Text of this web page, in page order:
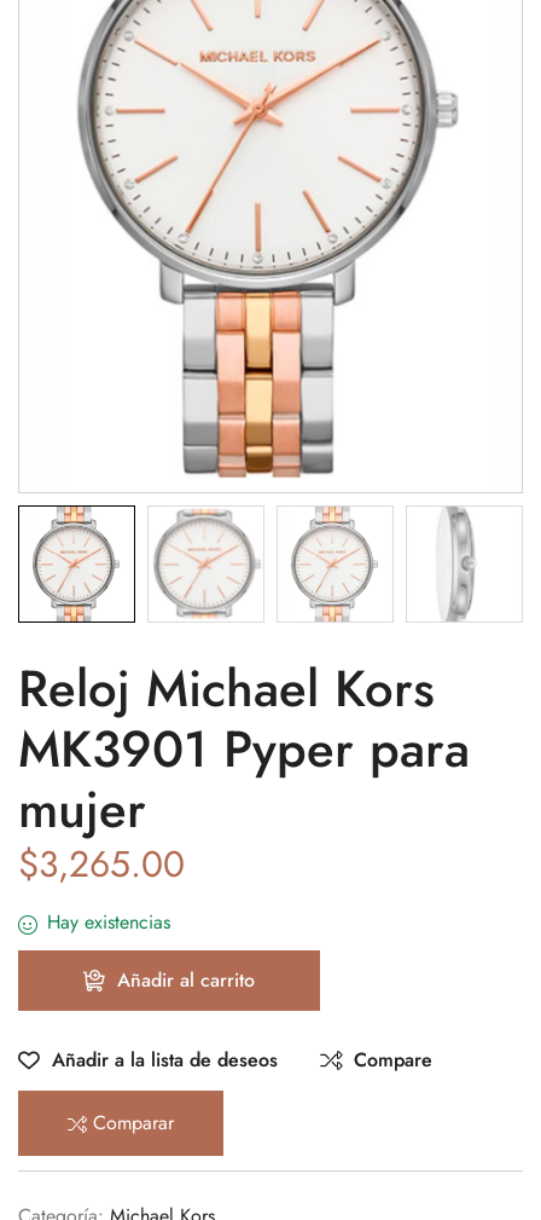
Reloj Michael Kors
MK3901 Pyper para
mujer
$3,265.00
Hay existencias
Añadir al carrito
Añadir a la lista de deseos Compare
Comparar